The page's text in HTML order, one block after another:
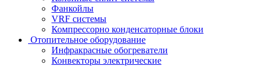
Фанкойлы
VRF системы
Компрессорно конденсаторные блоки
Отопительное оборудование
Инфракрасные обогреватели
Конвекторы электрические